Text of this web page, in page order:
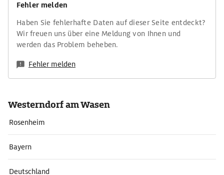
Fehler melden
Haben Sie fehlerhafte Daten auf dieser Seite entdeckt?
Wir freuen uns über eine Meldung von Ihnen und
werden das Problem beheben.
Fehler melden
Westerndorf am Wasen
Rosenheim
Bayern
Deutschland